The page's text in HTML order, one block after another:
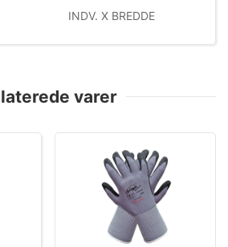
INDV. X BREDDE
varer